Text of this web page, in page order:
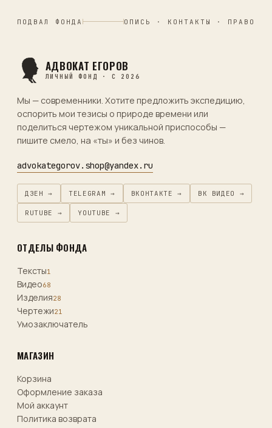
ПОДВАЛ ФОНДА ОПИСЬ · КОНТАКТЫ · ПРАВО
АДВОКАТ ЕГОРОВ
ЛИЧНЫЙ ФОНД · С 2026
Мы — современники. Хотите предложить экспедицию,
оспорить мои тезисы о природе времени или
поделиться чертежом уникальной приспособы —
пишите смело, на «ты» и без чинов.
advokategorov.shop@yandex.ru
ДЗЕН → TELEGRAM → ВКОНТАКТЕ → ВК ВИДЕО →
RUTUBE → YOUTUBE →
ОТДЕЛЫ ФОНДА
Тексты1
Видео68
Изделия28
Чертежи21
Умозаключатель
МАГАЗИН
Корзина
Оформление заказа
Мой аккаунт
Политика возврата